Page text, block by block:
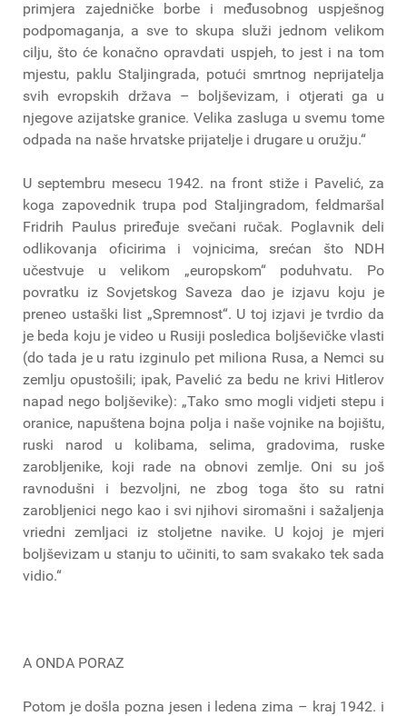
primjera zajedničke borbe i međusobnog uspješnog
podpomaganja, a sve to skupa služi jednom velikom
cilju, što će konačno opravdati uspjeh, to jest i na tom
mjestu, paklu Staljingrada, potući smrtnog neprijatelja
svih evropskih država – boljševizam, i otjerati ga u
njegove azijatske granice. Velika zasluga u svemu tome
odpada na naše hrvatske prijatelje i drugare u oružju.“
U septembru mesecu 1942. na front stiže i Pavelić, za
koga zapovednik trupa pod Staljingradom, feldmaršal
Fridrih Paulus priređuje svečani ručak. Poglavnik deli
odlikovanja oficirima i vojnicima, srećan što NDH
učestvuje u velikom „europskom“ poduhvatu. Po
povratku iz Sovjetskog Saveza dao je izjavu koju je
preneo ustaški list „Spremnost“. U toj izjavi je tvrdio da
je beda koju je video u Rusiji posledica boljševičke vlasti
(do tada je u ratu izginulo pet miliona Rusa, a Nemci su
zemlju opustošili; ipak, Pavelić za bedu ne krivi Hitlerov
napad nego boljševike): „Tako smo mogli vidjeti stepu i
oranice, napuštena bojna polja i naše vojnike na bojištu,
ruski narod u kolibama, selima, gradovima, ruske
zarobljenike, koji rade na obnovi zemlje. Oni su još
ravnodušni i bezvoljni, ne zbog toga što su ratni
zarobljenici nego kao i svi njihovi siromašni i sažaljenja
vriedni zemljaci iz stoljetne navike. U kojoj je mjeri
boljševizam u stanju to učiniti, to sam svakako tek sada
vidio.“
A ONDA PORAZ
Potom je došla pozna jesen i ledena zima – kraj 1942. i